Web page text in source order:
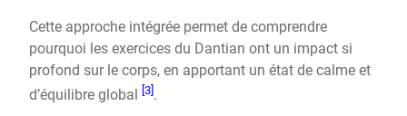
Cette approche intégrée permet de comprendre
pourquoi les exercices du Dantian ont un impact si
profond sur le corps, en apportant un état de calme et
d’équilibre global [3].